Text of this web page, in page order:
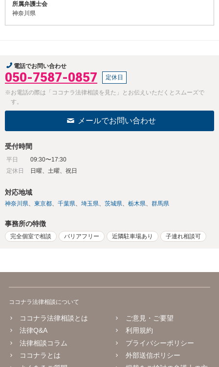
所属弁護士会
神奈川県
電話でお問い合わせ
050-7587-0857 定休日
※お電話の際は「ココナラ法律相談を見た」とお伝えいただくとスムーズで
す。
メールでお問い合わせ
受付時間
平日
09:30〜17:30
定休日
日曜、土曜、祝日
対応地域
神奈川県 東京都 千葉県 埼玉県 茨城県 栃木県 群馬県
事務所の特徴
完全個室で相談 バリアフリー 近隣駐車場あり 子連れ相談可
ココナラ法律相談について
ココナラ法律相談とは
法律Q&A
法律相談コラム
ココナラとは
ご意見・ご要望
利用規約
プライバシーポリシー
外部送信ポリシー